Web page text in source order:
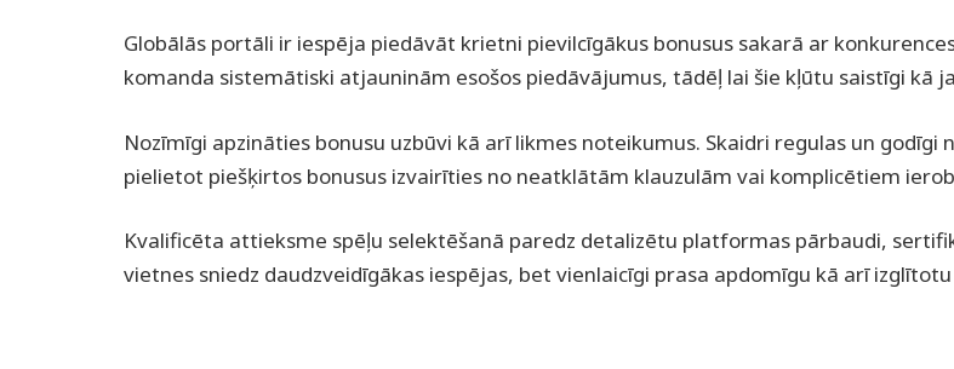
Globālās portāli ir iespēja piedāvāt krietni pievilcīgākus bonusus sakarā ar
komanda sistemātiski atjauninām esošos piedāvājumus, tādēļ lai šie kļūtu saistīgi kā
Nozīmīgi apzināties bonusu uzbūvi kā arī likmes noteikumus. Skaidri regulas un
pielietot piešķirtos bonusus izvairīties no neatklātām klauzulām vai komplicētiem
Kvalificēta attieksme spēļu selektēšanā paredz detalizētu platformas pārbaudi,
vietnes sniedz daudzveidīgākas iespējas, bet vienlaicīgi prasa apdomīgu kā arī